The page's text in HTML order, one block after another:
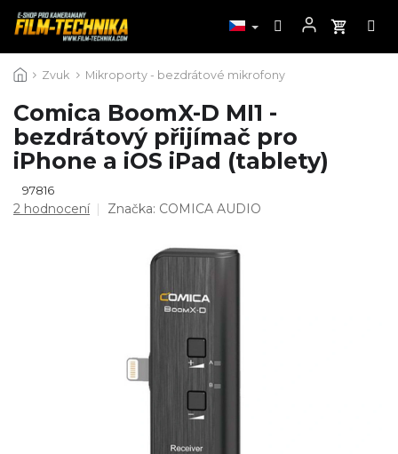
na
Zvuk Mikroporty - bezdrátové mikrofony
Comica BoomX-D MI1 -
bezdrátový přijímač pro
iPhone a iOS iPad (tablety)
97816
Průměrné
2 hodnocení Značka: COMICA AUDIO